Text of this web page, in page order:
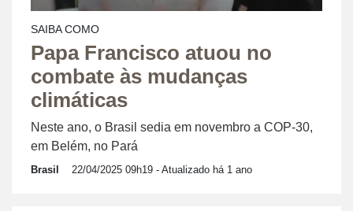
SAIBA COMO
Papa Francisco atuou no
combate às mudanças
climáticas
Neste ano, o Brasil sedia em novembro a COP-30,
em Belém, no Pará
Brasil 22/04/2025 09h19 - Atualizado há 1 ano